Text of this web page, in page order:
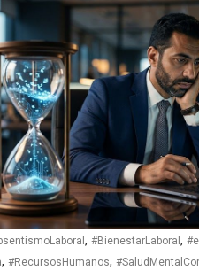
, #BienestarLaboral ,
, #RecursosHumanos,